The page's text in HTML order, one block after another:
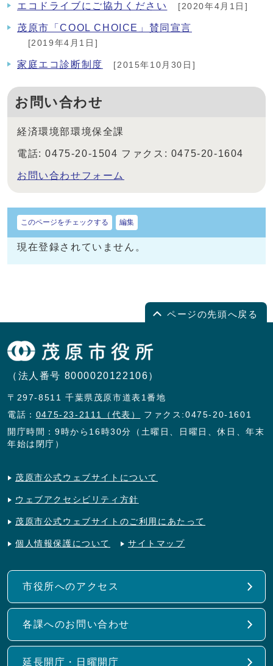
エコドライブにご協力ください [2020年4月1日]
茂原市「COOL CHOICE」賛同宣言
[2019年4月1日]
家庭エコ診断制度 [2015年10月30日]
お問い合わせ
経済環境部環境保全課
電話: 0475-20-1504 ファクス: 0475-20-1604
お問い合わせフォーム
このページをチェックする 編集
現在登録されていません。
ページの先頭へ戻る
（法人番号 8000020122106）
〒297-8511 千葉県茂原市道表1番地
電話： 0475-23-2111（代表）
ファクス:0475-20-1601
開庁時間：9時から16時30分（土曜日、日曜日、休日、年末
年始は閉庁）
茂原市公式ウェブサイトについて
ウェブアクセシビリティ方針
茂原市公式ウェブサイトのご利用にあたって
個人情報保護について サイトマップ
市役所へのアクセス
各課へのお問い合わせ
延長開庁・日曜開庁